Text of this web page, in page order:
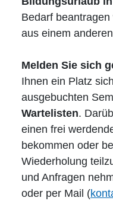
Bedarf
aus einem
Melden Sie sich
Ihnen ein Platz
ausgebuchten
Wartelisten.
einen frei
bekommen oder
Wiederholung
und Anfragen
oder per Mail (